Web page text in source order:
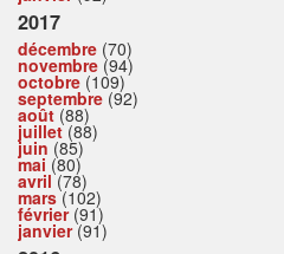
2017
décembre (70)
novembre (94)
octobre (109)
septembre (92)
août (88)
juillet(88)
juin (85)
mai (80)
avril(78)
mars(102)
février(91)
janvier(91)